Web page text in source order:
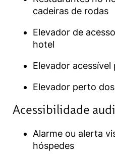
cadeiras de rodas
Elevador de
hotel
Elevador
Elevador perto
Acessibilidade
Alarme ou alerta
hóspedes